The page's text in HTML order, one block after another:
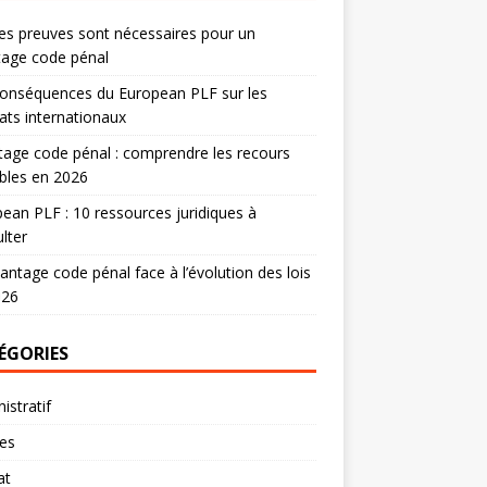
preuves sont nécessaires pour un
code pénal
du European PLF sur les
internationaux
code pénal : comprendre les recours
en 2026
PLF : 10 ressources juridiques à
code pénal face à l’évolution des lois